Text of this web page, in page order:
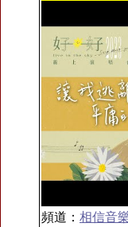
頻道： 相信音